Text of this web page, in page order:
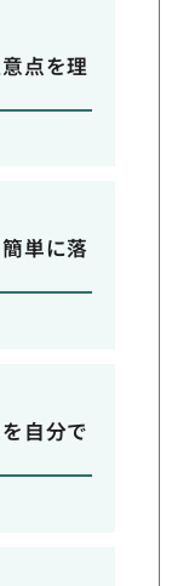
点を理
単に落
自分で